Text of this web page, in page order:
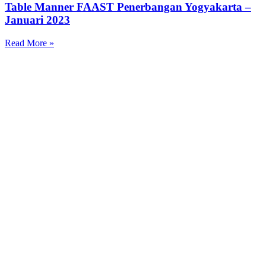
Table Manner FAAST Penerbangan Yogyakarta –
Januari 2023
Read More »